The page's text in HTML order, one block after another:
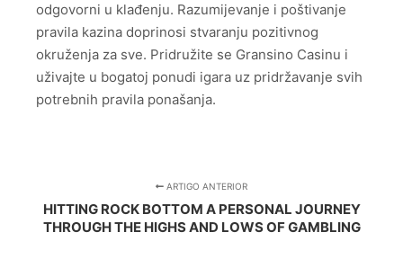
odgovorni u klađenju. Razumijevanje i poštivanje
pravila kazina doprinosi stvaranju pozitivnog
okruženja za sve. Pridružite se Gransino Casinu i
uživajte u bogatoj ponudi igara uz pridržavanje svih
potrebnih pravila ponašanja.
ARTIGO ANTERIOR
HITTING ROCK BOTTOM A PERSONAL JOURNEY
THROUGH THE HIGHS AND LOWS OF GAMBLING